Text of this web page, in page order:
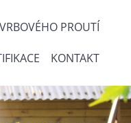
PROUTÍ
KONTAKT